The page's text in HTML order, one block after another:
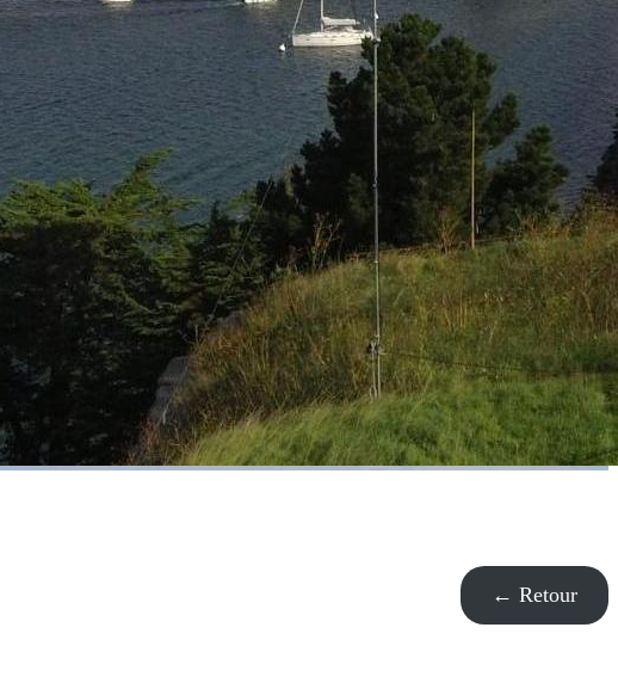
← Retour